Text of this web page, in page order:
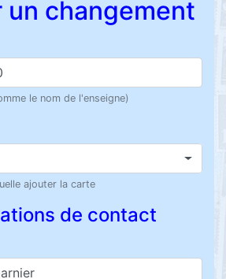
un changement
le nom de l'enseigne)
ajouter la carte
de contact